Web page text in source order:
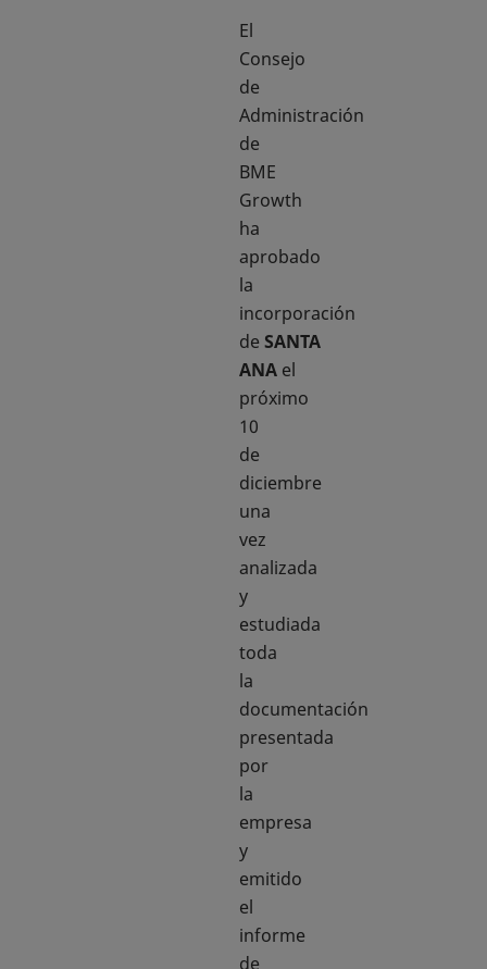
El
Consejo
de
Administración
de
BME
Growth
ha
aprobado
la
incorporación
de SANTA
ANA el
próximo
10
de
diciembre
una
vez
analizada
y
estudiada
toda
la
documentación
presentada
por
la
empresa
y
emitido
el
informe
de